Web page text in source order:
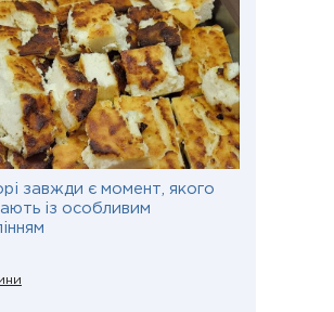
завжди є момент, якого
із особливим